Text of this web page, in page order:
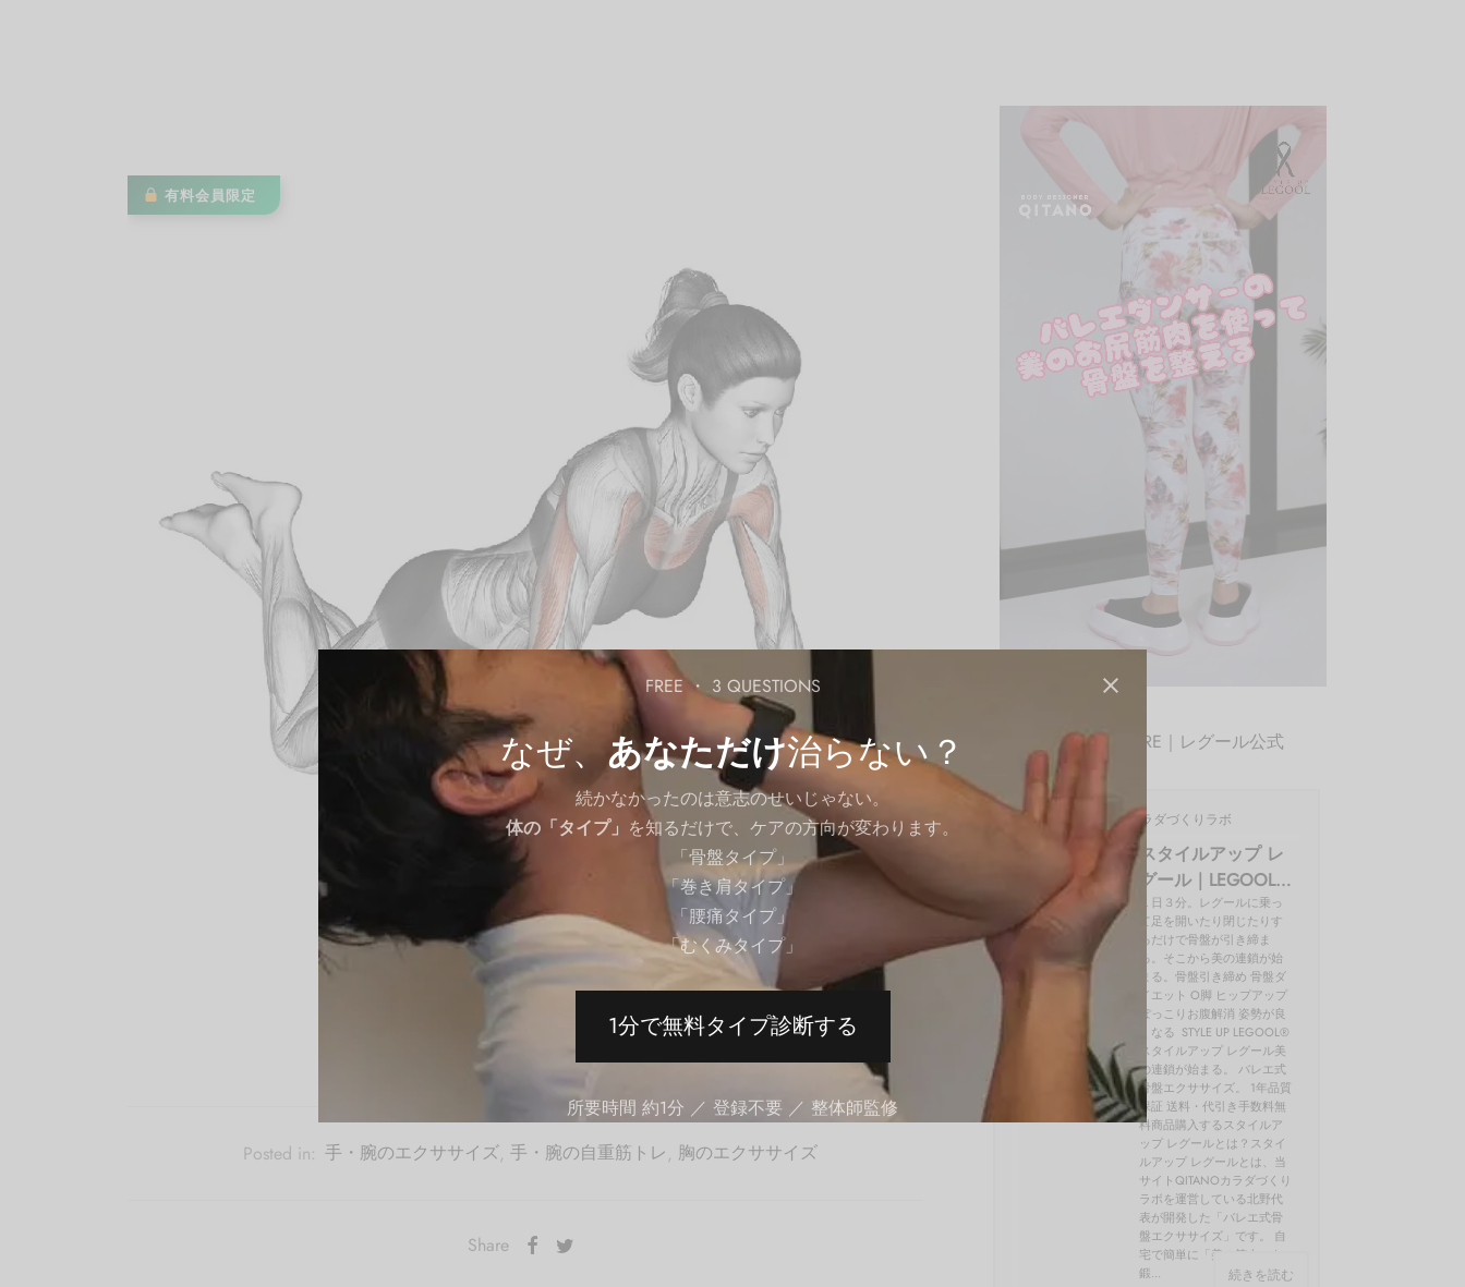
FREE ・ 3 QUESTIONS
なぜ、あなただけ治らない？
続かなかったのは意志のせいじゃない。
体の「タイプ」 を知るだけで、ケアの方向が変わります。
「骨盤タイプ」
「巻き肩タイプ」
「腰痛タイプ」
「むくみタイプ」
1分で無料タイプ診断する
所要時間 約1分 ／ 登録不要 ／ 整体師監修
有料会員限定
Posted in: 手・腕のエクササイズ, 手・腕の自重筋トレ, 胸のエクササイズ
Share
QITANO STORE｜レグール公式
QITANO ® 北野カラダづくりラボ
スタイルアップ レ
グール｜LEGOOL®
使い方、効果を開
発者の北野が解説
１日３分。レグールに乗っ
て足を開いたり閉じたりす
るだけで骨盤が引き締ま
る。そこから美の連鎖が始
まる。骨盤引き締め 骨盤ダ
イエット O脚 ヒップアップ
ぽっこりお腹解消 姿勢が良
くなる STYLE UP LEGOOL®
スタイルアップ レグール美
の連鎖が始まる。 バレエ式
骨盤エクササイズ。 1年品質
保証 送料・代引き手数料無
料商品購入するスタイルア
ップ レグールとは？スタイ
ルアップ レグールとは、当
サイトQITANOカラダづくり
ラボを運営している北野代
表が開発した「バレエ式骨
盤エクササイズ」です。 自
宅で簡単に「美の筋肉」を
鍛...
続きを読む